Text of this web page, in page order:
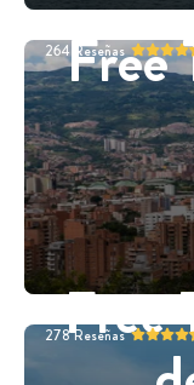
Free
264 Reseñas
Free
278Reseñas